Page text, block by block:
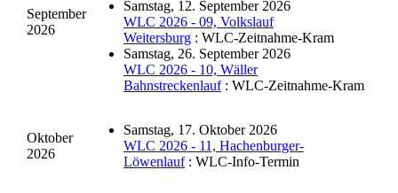
September
2026
Samstag, 12. September 2026
WLC 2026 - 09, Volkslauf
Weitersburg : WLC-Zeitnahme-Kram
Samstag, 26. September 2026
WLC 2026 - 10, Wäller
Bahnstreckenlauf: WLC-Zeitnahme-Kram
Oktober
2026
Samstag, 17. Oktober 2026
WLC 2026 - 11, Hachenburger-
Löwenlauf: WLC-Info-Termin